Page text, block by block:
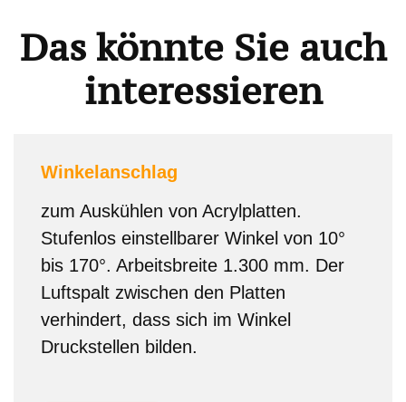
Das könnte Sie auch
interessieren
Winkelanschlag
zum Auskühlen von Acrylplatten.
Stufenlos einstellbarer Winkel von 10°
bis 170°. Arbeitsbreite 1.300 mm. Der
Luftspalt zwischen den Platten
verhindert, dass sich im Winkel
Druckstellen bilden.